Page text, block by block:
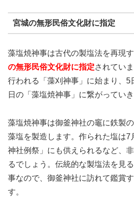
宮城の無形民俗文化財に指定
藻塩焼神事は古代の製塩法を再現
の無形民俗文化財に指定されてい
行われる「藻刈神事」に始まり、5
日の「藻塩焼神事」に繋がっていき
藻塩焼神事は御釜神社の竈に鉄製
藻塩を製造します。作られた塩は7
神社例祭」にも供えられるなど、
るでしょう。伝統的な製塩法を見
事なので、御釜神社に訪れて鑑賞
す。